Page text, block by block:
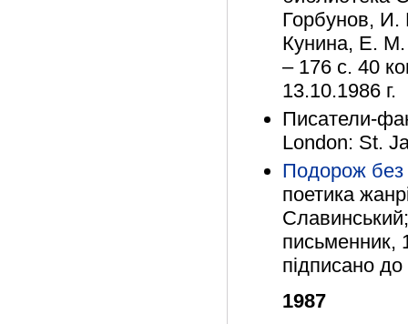
Горбунов,
Кунина, Е. М.
– 176 с. 40
13.10.1986 г.
Писатели-
London: St.
Подорож без
поетика
письменник,
підписано
1987